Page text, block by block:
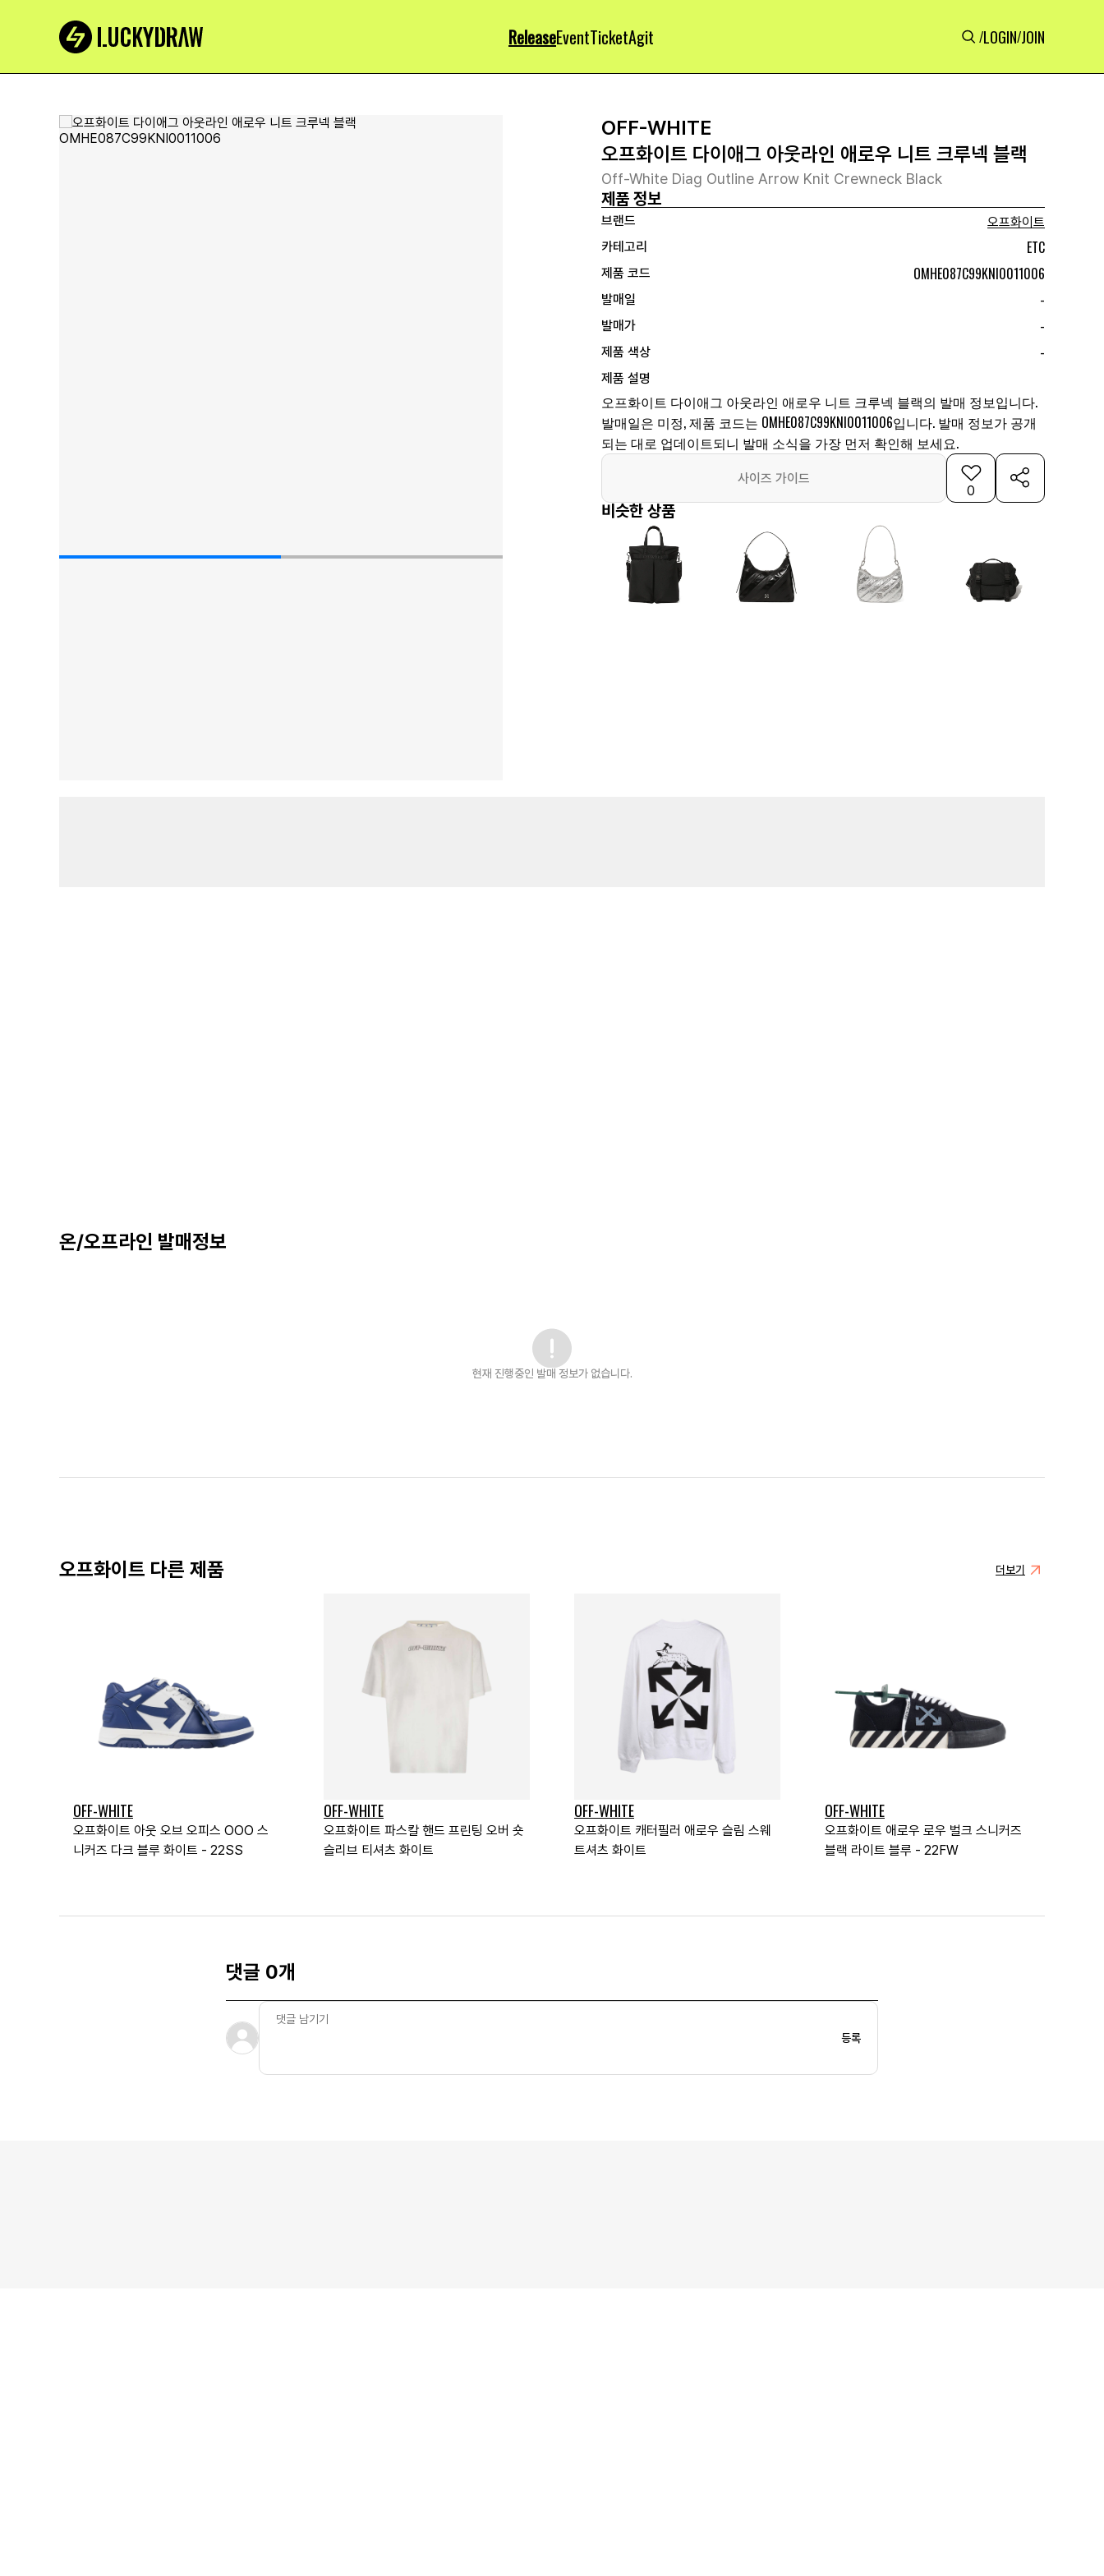
ReleaseEventTicketAgit /LOGIN/JOIN
OFF-WHITE
오프화이트 다이애그 아웃라인 애로우 니트 크루넥 블랙
Off-White Diag Outline Arrow Knit Crewneck Black
제품 정보
브랜드
오프화이트
카테고리
ETC
제품 코드 OMHE087C99KNI0011006
발매일 -
발매가 -
제품 색상 -
제품 설명
오프화이트 다이애그 아웃라인 애로우 니트 크루넥 블랙의 발매 정보입니다.
발매일은 미정, 제품 코드는 OMHE087C99KNI0011006입니다. 발매 정보가 공개
되는 대로 업데이트되니 발매 소식을 가장 먼저 확인해 보세요.
사이즈 가이드
0
비슷한 상품
온/오프라인 발매정보
현재 진행중인 발매 정보가 없습니다.
오프화이트 다른 제품 더보기
OFF-WHITE
오프화이트 아웃 오브 오피스 OOO 스
니커즈 다크 블루 화이트 - 22SS
OFF-WHITE
오프화이트 파스칼 핸드 프린팅 오버 숏
슬리브 티셔츠 화이트
OFF-WHITE
오프화이트 캐터필러 애로우 슬림 스웨
트셔츠 화이트
OFF-WHITE
오프화이트 애로우 로우 벌크 스니커즈
블랙 라이트 블루 - 22FW
댓글 0개
등록